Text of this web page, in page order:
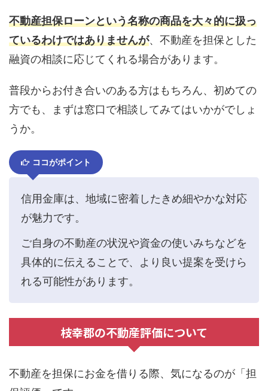
不動産担保ローンという名称の商品を大々的に扱っ
ているわけではありませんが、不動産を担保とした
融資の相談に応じてくれる場合があります。
普段からお付き合いのある方はもちろん、初めての
方でも、まずは窓口で相談してみてはいかがでしょ
うか。
ココがポイント
信用金庫は、地域に密着したきめ細やかな対応
が魅力です。
ご自身の不動産の状況や資金の使いみちなどを
具体的に伝えることで、より良い提案を受けら
れる可能性があります。
枝幸郡の不動産評価について
不動産を担保にお金を借りる際、気になるのが「担